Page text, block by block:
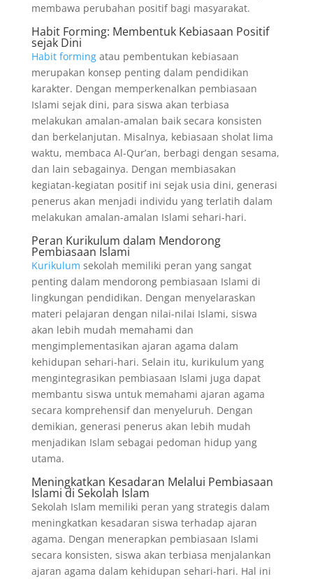
membawa perubahan positif bagi masyarakat.
Habit Forming: Membentuk Kebiasaan Positif
sejak Dini
Habit formingatau pembentukan kebiasaan
merupakan konsep penting dalam pendidikan
karakter. Dengan memperkenalkan pembiasaan
Islami sejak dini, para siswa akan terbiasa
melakukan amalan-amalan baik secara konsisten
dan berkelanjutan. Misalnya, kebiasaan sholat lima
waktu, membaca Al-Qur’an, berbagi dengan sesama,
dan lain sebagainya. Dengan membiasakan
kegiatan-kegiatan positif ini sejak usia dini, generasi
penerus akan menjadi individu yang terlatih dalam
melakukan amalan-amalan Islami sehari-hari.
Peran Kurikulum dalam Mendorong
Pembiasaan Islami
Kurikulum sekolah memiliki peran yang sangat
penting dalam mendorong pembiasaan Islami di
lingkungan pendidikan. Dengan menyelaraskan
materi pelajaran dengan nilai-nilai Islami, siswa
akan lebih mudah memahami dan
mengimplementasikan ajaran agama dalam
kehidupan sehari-hari. Selain itu, kurikulum yang
mengintegrasikan pembiasaan Islami juga dapat
membantu siswa untuk memahami ajaran agama
secara komprehensif dan menyeluruh. Dengan
demikian, generasi penerus akan lebih mudah
menjadikan Islam sebagai pedoman hidup yang
utama.
Meningkatkan Kesadaran Melalui Pembiasaan
Islami di Sekolah Islam
Sekolah Islam memiliki peran yang strategis dalam
meningkatkan kesadaran siswa terhadap ajaran
agama. Dengan menerapkan pembiasaan Islami
secara konsisten, siswa akan terbiasa menjalankan
ajaran agama dalam kehidupan sehari-hari. Hal ini